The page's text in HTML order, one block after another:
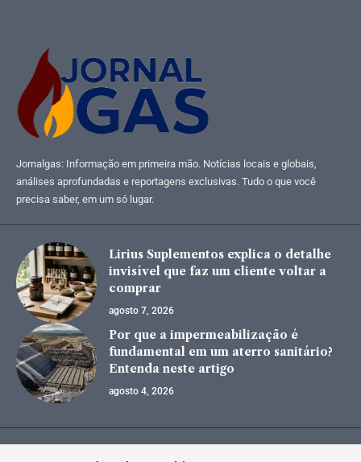
Jornalgas: Informação em primeira mão. Notícias locais e globais,
análises aprofundadas e reportagens exclusivas. Tudo o que você
precisa saber, em um só lugar.
Lirius Suplementos explica o detalhe
invisível que faz um cliente voltar a
comprar
agosto 7, 2026
Por que a impermeabilização é
fundamental em um aterro sanitário?
Entenda neste artigo
agosto 4, 2026